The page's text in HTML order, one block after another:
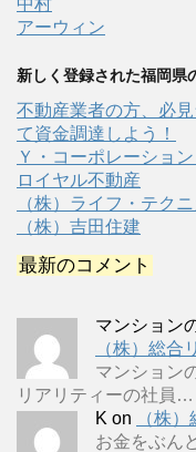
中村
アーウィン
新しく登録された福岡県
不動産業者の方、必
て資金調達しよう！
Ｙ・コーポレーション
ロイヤル不動産
（株）ライフ・テクニ
（株）吉田住建
最新のコメント
マンション
（株）総合
マンション
リアリティーの社員…
K on
（株
お金をぶん